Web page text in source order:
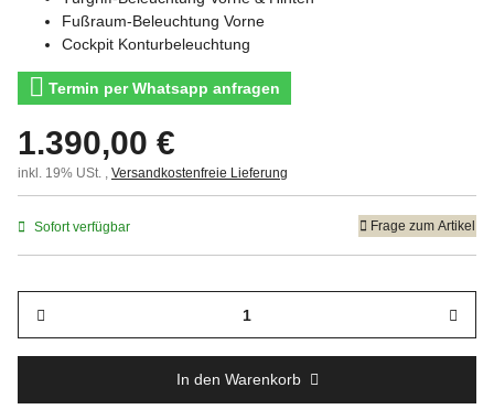
Fußraum-Beleuchtung Vorne
Cockpit Konturbeleuchtung
Termin per Whatsapp anfragen
1.390,00 €
inkl. 19% USt. , Versandkostenfreie Lieferung
Sofort verfügbar Frage zum Artikel
In den Warenkorb